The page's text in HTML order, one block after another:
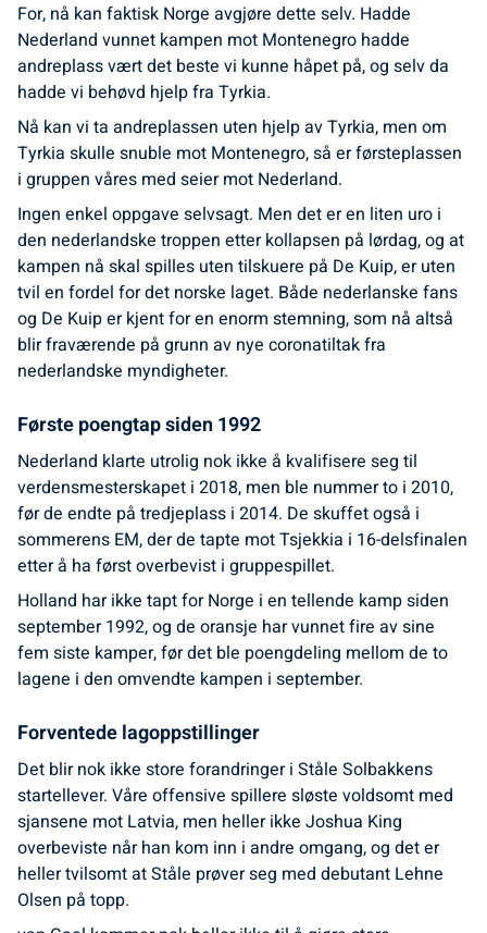
For, nå kan faktisk Norge avgjøre dette selv. Hadde
Nederland vunnet kampen mot Montenegro hadde
andreplass vært det beste vi kunne håpet på, og selv da
hadde vi behøvd hjelp fra Tyrkia.
Nå kan vi ta andreplassen uten hjelp av Tyrkia, men om
Tyrkia skulle snuble mot Montenegro, så er førsteplassen
i gruppen våres med seier mot Nederland.
Ingen enkel oppgave selvsagt. Men det er en liten uro i
den nederlandske troppen etter kollapsen på lørdag, og at
kampen nå skal spilles uten tilskuere på De Kuip, er uten
tvil en fordel for det norske laget. Både nederlanske fans
og De Kuip er kjent for en enorm stemning, som nå altså
blir fraværende på grunn av nye coronatiltak fra
nederlandske myndigheter.
Første poengtap siden 1992
Nederland klarte utrolig nok ikke å kvalifisere seg til
verdensmesterskapet i 2018, men ble nummer to i 2010,
før de endte på tredjeplass i 2014. De skuffet også i
sommerens EM, der de tapte mot Tsjekkia i 16-delsfinalen
etter å ha først overbevist i gruppespillet.
Holland har ikke tapt for Norge i en tellende kamp siden
september 1992, og de oransje har vunnet fire av sine
fem siste kamper, før det ble poengdeling mellom de to
lagene i den omvendte kampen i september.
Forventede lagoppstillinger
Det blir nok ikke store forandringer i Ståle Solbakkens
startellever. Våre offensive spillere sløste voldsomt med
sjansene mot Latvia, men heller ikke Joshua King
overbeviste når han kom inn i andre omgang, og det er
heller tvilsomt at Ståle prøver seg med debutant Lehne
Olsen på topp.